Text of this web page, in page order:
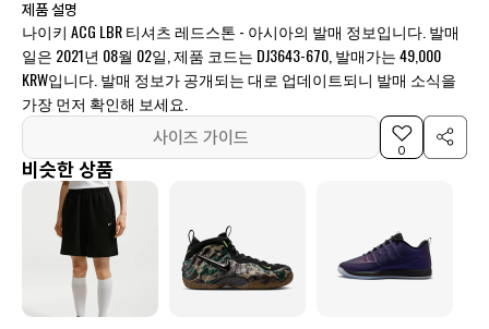
제품 설명
나이키 ACG LBR 티셔츠 레드스톤 - 아시아의 발매 정보입니다. 발매
일은 2021년 08월 02일, 제품 코드는 DJ3643-670, 발매가는 49,000
KRW입니다. 발매 정보가 공개되는 대로 업데이트되니 발매 소식을
가장 먼저 확인해 보세요.
사이즈 가이드
0
비슷한 상품